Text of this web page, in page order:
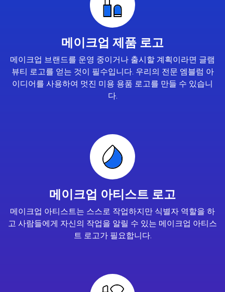
메이크업 제품 로고
메이크업 브랜드를 운영 중이거나 출시할 계획이라면 글램
뷰티 로고를 얻는 것이 필수입니다. 우리의 전문 엠블럼 아
이디어를 사용하여 멋진 미용 용품 로고를 만들 수 있습니
다.
메이크업 아티스트 로고
메이크업 아티스트는 스스로 작업하지만 식별자 역할을 하
고 사람들에게 자신의 작업을 알릴 수 있는 메이크업 아티스
트 로고가 필요합니다.